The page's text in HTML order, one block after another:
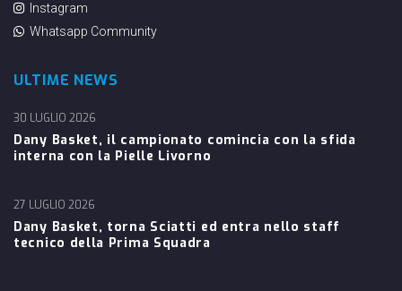
Instagram
Whatsapp Community
ULTIME NEWS
Dany Basket, il campionato comincia con la sfida
interna con la Pielle Livorno
30 LUGLIO 2026
Dany Basket, torna Sciatti ed entra nello staff
tecnico della Prima Squadra
27 LUGLIO 2026